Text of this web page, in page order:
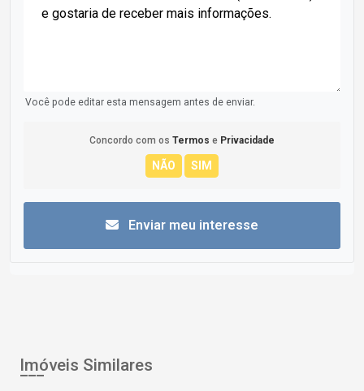
Você pode editar esta mensagem antes de enviar.
Concordo com os Termos e Privacidade
Enviar meu interesse
Imóveis Similares